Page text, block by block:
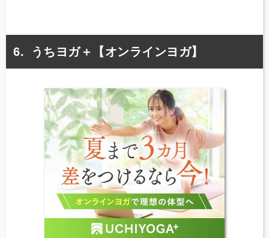
うちヨガ＋【オンラインヨガ】